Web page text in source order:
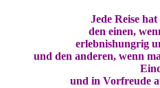
Jede Reise
den einen,
erlebnishungrig
und den anderen, wenn
und in Vorfreude